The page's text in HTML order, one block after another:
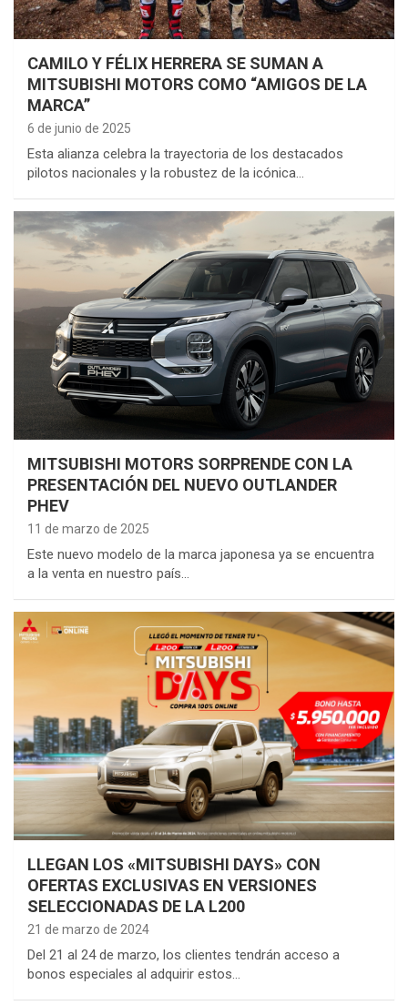
CAMILO Y FÉLIX HERRERA SE SUMAN A
MITSUBISHI MOTORS COMO “AMIGOS DE LA
MARCA”
6 de junio de 2025
Esta alianza celebra la trayectoria de los destacados
pilotos nacionales y la robustez de la icónica…
MITSUBISHI MOTORS SORPRENDE CON LA
PRESENTACIÓN DEL NUEVO OUTLANDER
PHEV
11 de marzo de 2025
Este nuevo modelo de la marca japonesa ya se encuentra
a la venta en nuestro país…
LLEGAN LOS «MITSUBISHI DAYS» CON
OFERTAS EXCLUSIVAS EN VERSIONES
SELECCIONADAS DE LA L200
21 de marzo de 2024
Del 21 al 24 de marzo, los clientes tendrán acceso a
bonos especiales al adquirir estos…